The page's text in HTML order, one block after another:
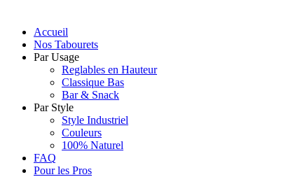
Accueil
Nos Tabourets
Par Usage
Reglables en Hauteur
Classique Bas
Bar & Snack
Par Style
Style Industriel
Couleurs
100% Naturel
FAQ
Pour les Pros